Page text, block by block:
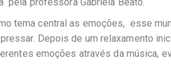
tema central as emoções, esse
Depois de um relaxamento
emoções através da música,